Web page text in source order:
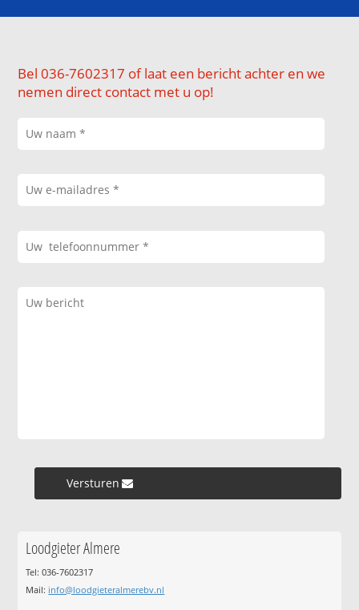
Bel 036-7602317 of laat een bericht achter en we
nemen direct contact met u op!
Versturen »
Loodgieter Almere
Tel: 036-7602317
Mail: info@loodgieteralmerebv.nl